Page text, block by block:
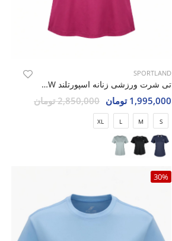
SPORTLAND
تی شرت ورزشی زنانه اسپورتلند SHIFT Play W
1,995,000 تومان 2,850,000 تومان
S
M
L
XL
30%